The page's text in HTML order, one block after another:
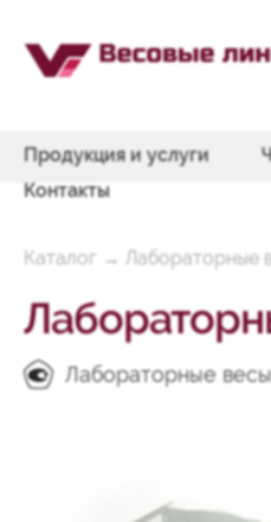
Продукция и услуги
Контакты
Каталог → Лабораторные
Лабораторные